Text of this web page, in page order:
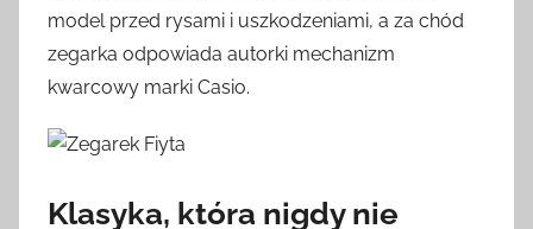
model przed rysami i uszkodzeniami, a za chód
zegarka odpowiada autorki mechanizm
kwarcowy marki Casio.
Klasyka, która nigdy nie